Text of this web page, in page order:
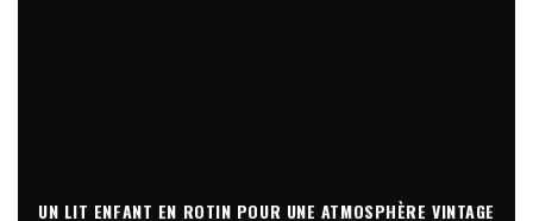
UN LIT ENFANT EN ROTIN POUR UNE ATMOSPHÈRE VINTAGE